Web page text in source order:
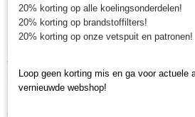
minitrekker onderdelen!
Minitractorparts heeft een groot assortiment
verkopen deze onderdelen met als
minitractormerken Yanmar, Iseki, Kubota en
deze stuurkogel, voor uw Shibaura S 325.
20% korting op alle koelingsonderdelen!
20% korting op brandstoffilters!
20% korting op onze vetspuit en patronen!
Loop geen korting mis en ga voor actuele
vernieuwde webshop!